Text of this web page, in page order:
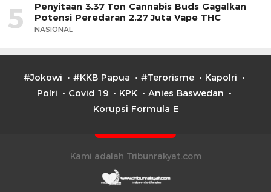
5
Penyitaan 3,37 Ton Cannabis Buds Gagalkan
Potensi Peredaran 2,27 Juta Vape THC
NASIONAL
#Jokowi #KKB Papua #Terorisme
Kapolri
Polri
Covid 19 KPK
Anies Baswedan
Korupsi Formula E
Kami adalah Tribunrakyat.com